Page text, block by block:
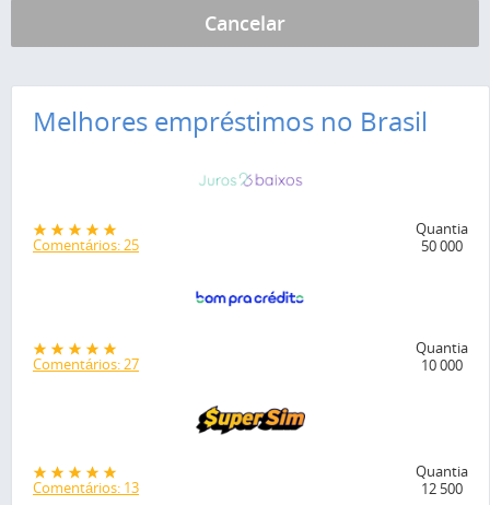
Melhores empréstimos no Brasil
Comentários: 25
Quantia
50 000
Comentários: 27
Quantia
10 000
Comentários: 13
Quantia
12 500